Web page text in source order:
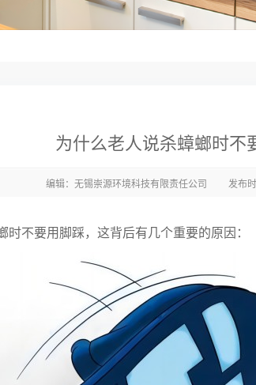
为什么老人说杀蟑螂时不
编辑：无锡崇源环境科技有限责任公司 发布
不要用脚踩，这背后有几个重要的原因：